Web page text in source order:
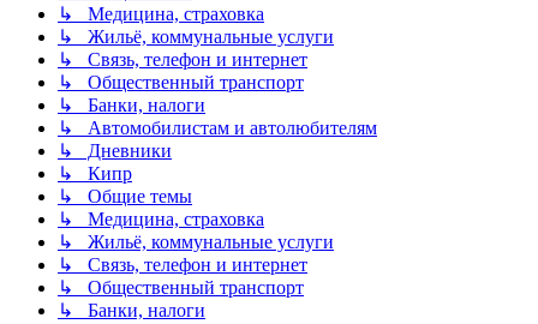
↳ Медицина, страховка
↳ Жильё, коммунальные услуги
↳ Связь, телефон и интернет
↳ Общественный транспорт
↳ Банки, налоги
↳ Автомобилистам и автолюбителям
↳ Дневники
↳ Кипр
↳ Общие темы
↳ Медицина, страховка
↳ Жильё, коммунальные услуги
↳ Связь, телефон и интернет
↳ Общественный транспорт
↳ Банки, налоги